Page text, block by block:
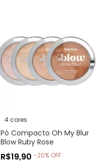
4 cores
Pó Compacto Oh My Blur
Blow Ruby Rose
R$19,90 -20% OFF